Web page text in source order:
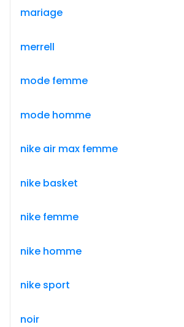
mariage
merrell
mode femme
mode homme
nike air max femme
nike basket
nike femme
nike homme
nike sport
noir